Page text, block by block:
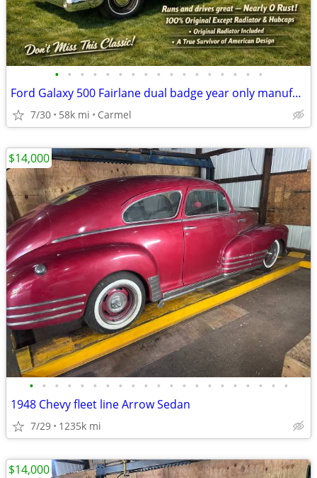
• • • • • • • • • • • • • • • • •
Ford Galaxy 500 Fairlane dual badge year only manufactured 6 months
7/30 58k mi Carmel
• • • • • • • • • • • • • • • • • • • • •
1948 Chevy fleet line Arrow Sedan
7/29 1235k mi
$14,000
$14,000